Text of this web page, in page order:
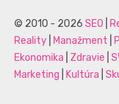
© 2010 - 2026 SEO
Reality
Manažment
Ekonomika
Zdravie
Marketing
Kultúra